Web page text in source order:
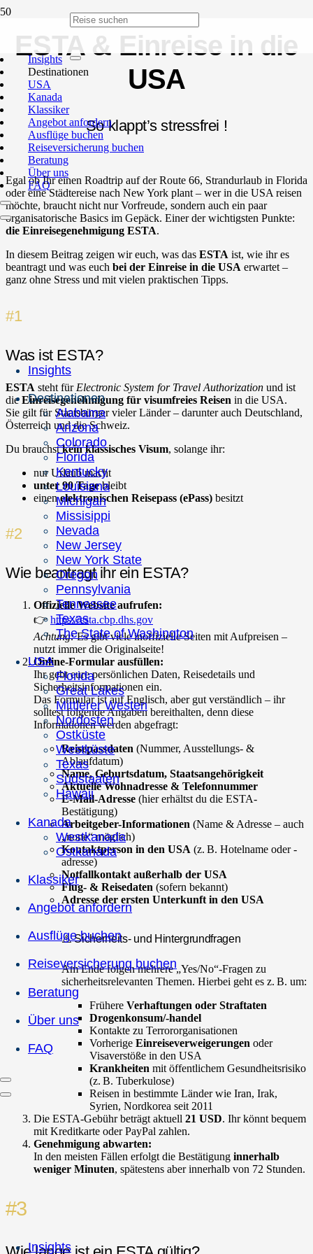
Insights
Destinationen
USA
Kanada
Klassiker
Angebot anfordern
Ausflüge buchen
Reiseversicherung buchen
Beratung
Über uns
FAQ
Insights
Destinationen
Alabama
Arizona
Colorado
Florida
Kentucky
Louisiana
Michigan
Missisippi
Nevada
New Jersey
New York State
Oregon
Pennsylvania
Tennessee
Texas
The State of Washington
USA
Florida
Great Lakes
Mittlerer Westen
Nordosten
Ostküste
Westküste
Texas
Südstaaten
Hawaii
Kanada
Westkanada
Ostkanada
Klassiker
Angebot anfordern
Ausflüge buchen
Reiseversicherung buchen
Beratung
Über uns
FAQ
Insights
ESTA & Einreise in die
USA
So klappt’s stressfrei !
Egal ob Ihr einen Roadtrip auf der Route 66, Strandurlaub in Florida
oder eine Städtereise nach New York plant – wer in die USA reisen
möchte, braucht nicht nur Vorfreude, sondern auch ein paar
organisatorische Basics im Gepäck. Einer der wichtigsten Punkte:
die Einreisegenehmigung ESTA.
In diesem Beitrag zeigen wir euch, was das ESTA ist, wie ihr es
beantragt und was euch bei der Einreise in die USA erwartet –
ganz ohne Stress und mit vielen praktischen Tipps.
#1
Was ist ESTA?
ESTA steht für Electronic System for Travel Authorization und ist
dieEinreisegenehmigung für visumfreies Reisen in die USA.
Sie gilt für Staatsbürger vieler Länder – darunter auch Deutschland,
Österreich und die Schweiz.
Du brauchstkein klassisches Visum, solange ihr:
nur Urlaub macht
unter 90 Tagebleibt
einenelektronischen Reisepass (ePass) besitzt
#2
Wie beantragt ihr ein ESTA?
Offizielle Website aufrufen:
👉https://esta.cbp.dhs.gov
Achtung:Es gibt viele inoffizielle Seiten mit Aufpreisen –
nutzt immer die Originalseite!
Online-Formular ausfüllen:
Ihr gebt eure persönlichen Daten, Reisedetails und
Sicherheitsinformationen ein.
Das Formular ist auf Englisch, aber gut verständlich – ihr
solltest folgende Angaben bereithalten, denn diese
Informationen werden abgefragt:
Reisepassdaten (Nummer, Ausstellungs- &
Ablaufdatum)
Name, Geburtsdatum, Staatsangehörigkeit
Aktuelle Wohnadresse & Telefonnummer
E-Mail-Adresse (hier erhältst du die ESTA-
Bestätigung)
Arbeitgeber-Informationen (Name & Adresse – auch
„none“ möglich)
Kontaktperson in den USA (z. B. Hotelname oder -
adresse)
Notfallkontakt außerhalb der USA
Flug- & Reisedaten (sofern bekannt)
Adresse der ersten Unterkunft in den USA
⚠️ Sicherheits- und Hintergrundfragen
Am Ende folgen mehrere „Yes/No“-Fragen zu
sicherheitsrelevanten Themen. Hierbei geht es z. B. um:
Frühere Verhaftungen oder Straftaten
Drogenkonsum/-handel
Kontakte zu Terrororganisationen
Vorherige Einreiseverweigerungen oder
Visaverstöße in den USA
Krankheiten mit öffentlichem Gesundheitsrisiko
(z. B. Tuberkulose)
Reisen in bestimmte Länder wie Iran, Irak,
Syrien, Nordkorea seit 2011
Die ESTA-Gebühr beträgt aktuell 21 USD. Ihr könnt bequem
mit Kreditkarte oder PayPal zahlen.
Genehmigung abwarten:
In den meisten Fällen erfolgt die Bestätigung innerhalb
weniger Minuten, spätestens aber innerhalb von 72 Stunden.
#3